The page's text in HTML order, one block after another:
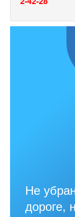
Не
дороге,